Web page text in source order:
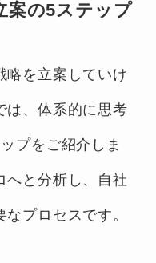
案の5ステップ
略を立案していけ
は、体系的に思考
プをご紹介しま
へと分析し、自社
プロセスです。